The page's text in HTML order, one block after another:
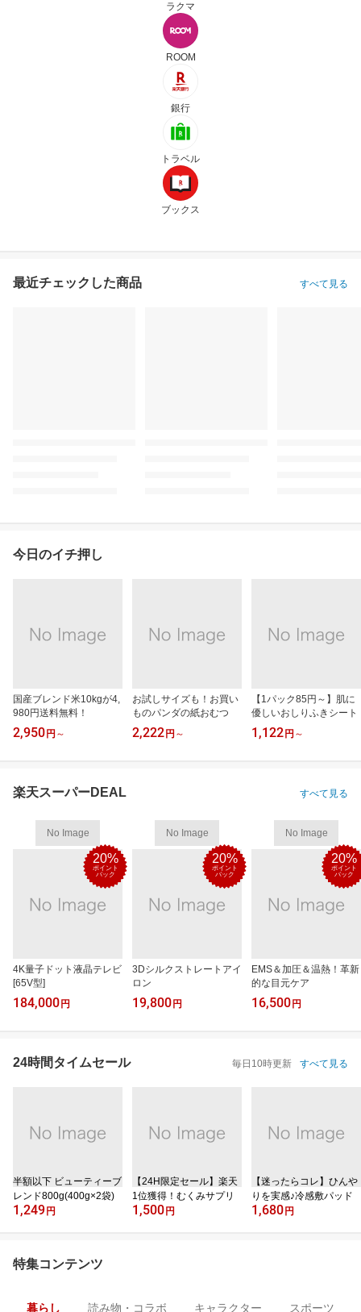
ラクマ
ROOM
銀行
トラベル
ブックス
最近チェックした商品 すべて見る
今日のイチ押し
国産ブレンド米10kgが4,
980円送料無料！
2,950 円 ～
お試しサイズも！お買い
ものパンダの紙おむつ
2,222 円 ～
【1パック85円～】肌に
優しいおしりふきシート
1,122 円 ～
楽天スーパーDEAL すべて見る
No Image
20%
ポイント
バック
4K量子ドット液晶テレビ
[65V型]
184,000 円
No Image
20%
ポイント
バック
3Dシルクストレートアイ
ロン
19,800 円
No Image
20%
ポイント
バック
EMS＆加圧＆温熱！革新
的な目元ケア
16,500 円
24時間タイムセール 毎日10時更新 すべて見る
半額以下 ビューティーブ
レンド800g(400g×2袋)
1,249 円
【24H限定セール】楽天
1位獲得！むくみサプリ
1,500 円
【迷ったらコレ】ひんや
りを実感♪冷感敷パッド
1,680 円
特集コンテンツ
暮らし 読み物・コラボ キャラクター スポーツ